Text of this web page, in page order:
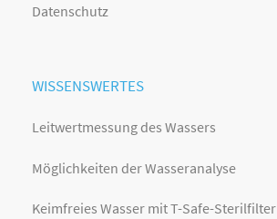
Datenschutz
WISSENSWERTES
Leitwertmessung des Wassers
Möglichkeiten der Wasseranalyse
Keimfreies Wasser mit T-Safe-Sterilfilter